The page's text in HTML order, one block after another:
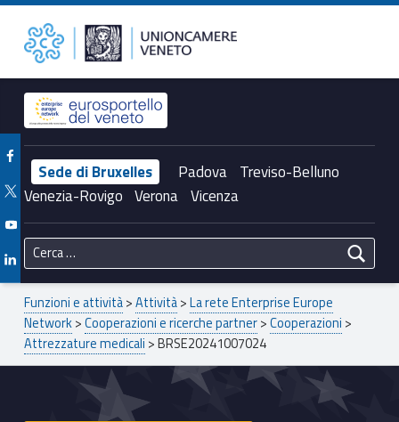
BRSE20241007024 – Unioncamere del Veneto Unioncamere del Veneto
Header info sidebar
Sede di Bruxelles Padova Treviso-Belluno
Venezia-Rovigo Verona Vicenza
Facebook Unioncamere Veneto
Twitter Unioncamere Veneto
Youtube Unioncamere Veneto
Linkedin Unioncamere Veneto
Ricerca per:
Breadcrumbs navigation
Funzioni e attività>Attività>La rete Enterprise Europe
Network>Cooperazioni e ricerche partner>Cooperazioni >
Attrezzature medicali >BRSE20241007024